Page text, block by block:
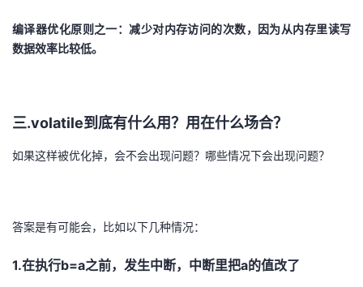
编译器优化原则之一：减少对内存访问的次数，因为从内存里读写
数据效率比较低。
三.volatile到底有什么用？用在什么场合？
如果这样被优化掉，会不会出现问题？哪些情况下会出现问题？
答案是有可能会，比如以下几种情况：
1.在执行b=a之前，发生中断，中断里把a的值改了